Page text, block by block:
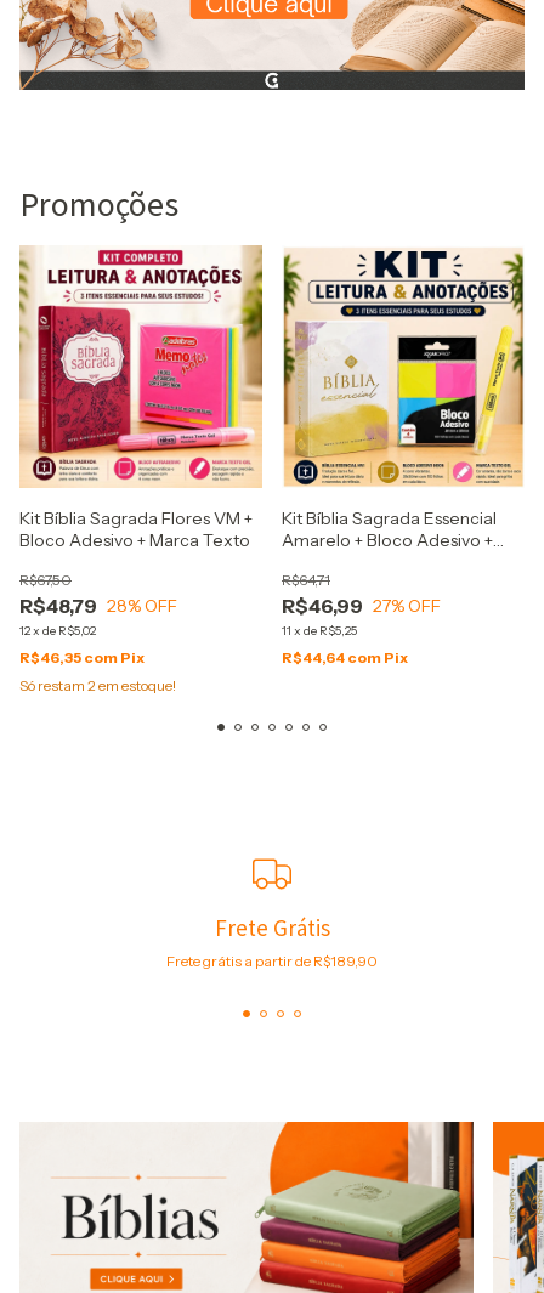
Promoções
Kit Bíblia Sagrada Flores VM +
Bloco Adesivo + Marca Texto
R$48,79
R$67,50
28% OFF
12x de R$5,02
R$46,35 com Pix
Só restam 2em estoque!
Kit Bíblia Sagrada Essencial
Amarelo + Bloco Adesivo +
R$46,99
R$64,71
27% OFF
11 x de R$5,25
R$44,64 com Pix
Frete Grátis
Frete grátis a partir de R$189,90